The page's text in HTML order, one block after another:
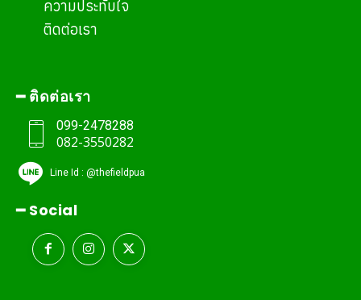
ความประทับใจ
ติดต่อเรา
━ ติดต่อเรา
099-2478288
082-3550282
Line Id : @thefieldpua
━ Social